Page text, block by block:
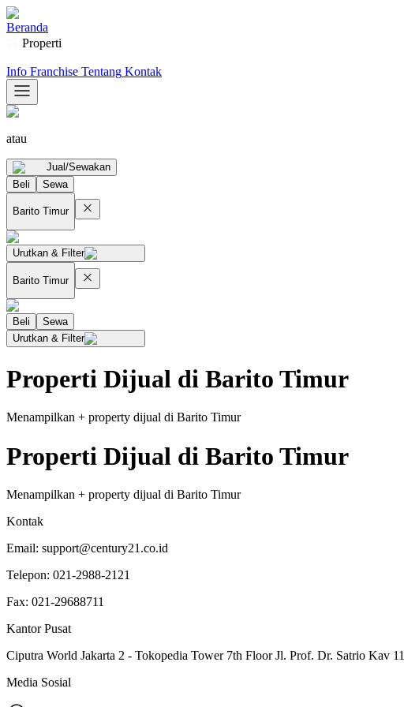
Beranda
Properti
Info Franchise Tentang Kontak
atau
Jual/Sewakan
Beli
Sewa
Barito Timur
Urutkan & Filter
Barito Timur
Beli
Sewa
Urutkan & Filter
Properti Dijual di Barito Timur
Menampilkan + property dijual di Barito Timur
Properti Dijual di Barito Timur
Menampilkan + property dijual di Barito Timur
Kontak
Email: support@century21.co.id
Telepon: 021-2988-2121
Fax: 021-29688711
Kantor Pusat
Ciputra World Jakarta 2 - Tokopedia Tower 7th Floor Jl. Prof. Dr. Satrio Kav
Media Sosial